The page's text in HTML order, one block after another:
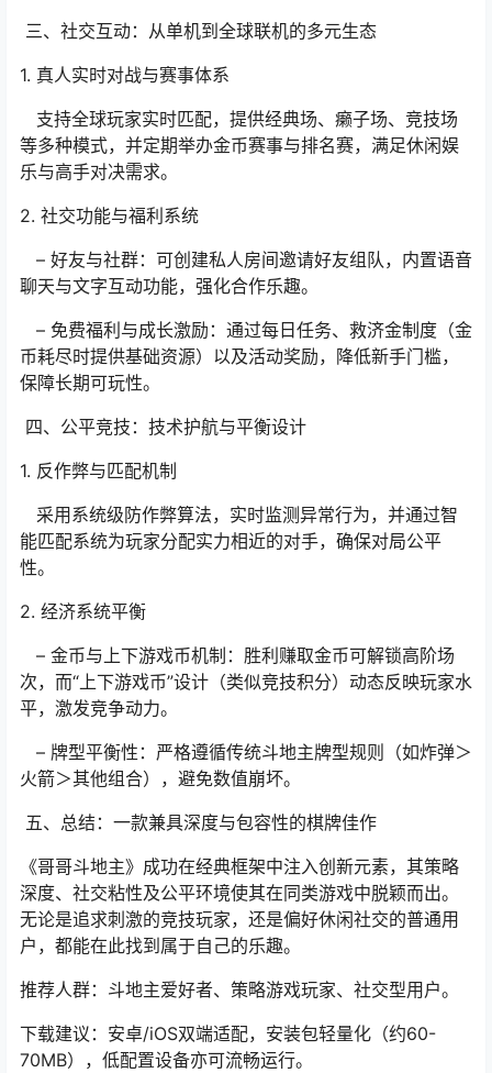
三、社交互动：从单机到全球联机的多元生态
1. 真人实时对战与赛事体系
支持全球玩家实时匹配，提供经典场、癞子场、竞技场
等多种模式，并定期举办金币赛事与排名赛，满足休闲娱
乐与高手对决需求。
2. 社交功能与福利系统
– 好友与社群：可创建私人房间邀请好友组队，内置语音
聊天与文字互动功能，强化合作乐趣。
– 免费福利与成长激励：通过每日任务、救济金制度（金
币耗尽时提供基础资源）以及活动奖励，降低新手门槛，
保障长期可玩性。
四、公平竞技：技术护航与平衡设计
1. 反作弊与匹配机制
采用系统级防作弊算法，实时监测异常行为，并通过智
能匹配系统为玩家分配实力相近的对手，确保对局公平
性。
2. 经济系统平衡
– 金币与上下游戏币机制：胜利赚取金币可解锁高阶场
次，而“上下游戏币”设计（类似竞技积分）动态反映玩家水
平，激发竞争动力。
– 牌型平衡性：严格遵循传统斗地主牌型规则（如炸弹＞
火箭＞其他组合），避免数值崩坏。
五、总结：一款兼具深度与包容性的棋牌佳作
《哥哥斗地主》成功在经典框架中注入创新元素，其策略
深度、社交粘性及公平环境使其在同类游戏中脱颖而出。
无论是追求刺激的竞技玩家，还是偏好休闲社交的普通用
户，都能在此找到属于自己的乐趣。
推荐人群：斗地主爱好者、策略游戏玩家、社交型用户。
下载建议：安卓/iOS双端适配，安装包轻量化（约60-
70MB），低配置设备亦可流畅运行。